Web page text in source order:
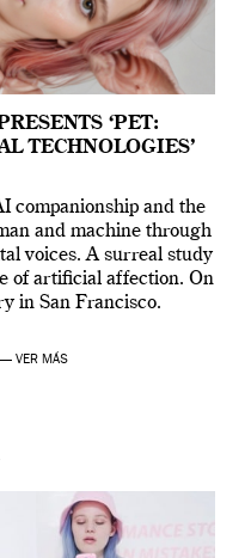
‘PET:
TECHNOLOGIES’
companionship and the
and machine through
voices. A surreal study
of artificial affection. On
in San Francisco.
— VER MÁS